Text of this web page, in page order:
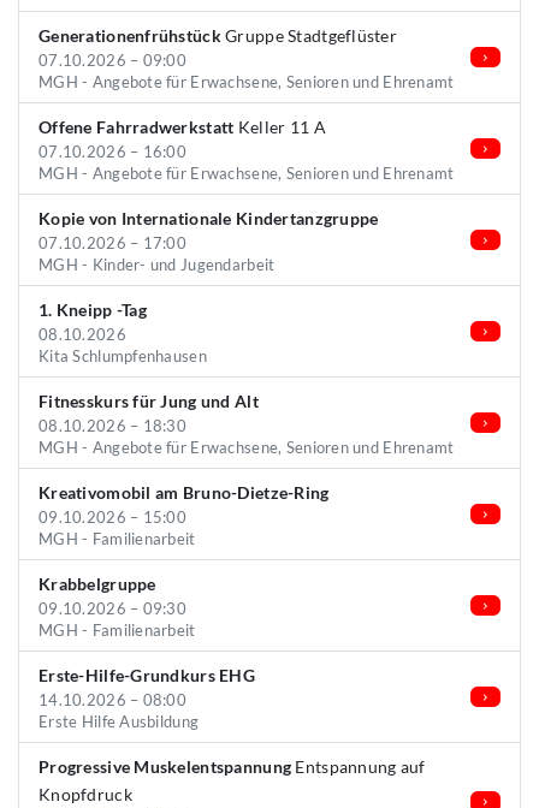
GenerationenfrühstückGruppe Stadtgeflüster
07.10.2026 – 09:00
MGH - Angebote für Erwachsene, Senioren und Ehrenamt
Offene Fahrradwerkstatt Keller 11 A
07.10.2026 – 16:00
MGH - Angebote für Erwachsene, Senioren und Ehrenamt
Kopie von Internationale Kindertanzgruppe
07.10.2026 – 17:00
MGH - Kinder- und Jugendarbeit
1. Kneipp -Tag
08.10.2026
Kita Schlumpfenhausen
Fitnesskurs für Jung und Alt
08.10.2026 – 18:30
MGH - Angebote für Erwachsene, Senioren und Ehrenamt
Kreativomobil am Bruno-Dietze-Ring
09.10.2026 – 15:00
MGH - Familienarbeit
Krabbelgruppe
09.10.2026 – 09:30
MGH - Familienarbeit
Erste-Hilfe-Grundkurs EHG
14.10.2026 – 08:00
Erste Hilfe Ausbildung
Progressive Muskelentspannung Entspannung auf
Knopfdruck